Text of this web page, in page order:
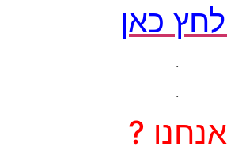
לחץ כאן
.
.
אנחנו ?